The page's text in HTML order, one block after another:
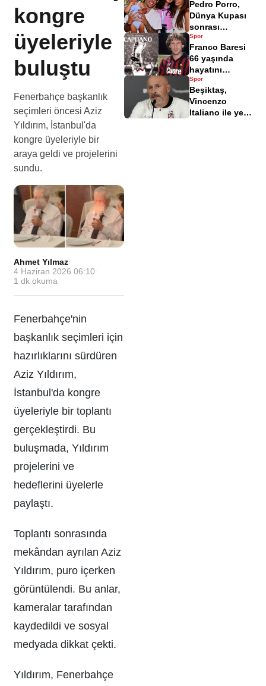
kongre
üyeleriyle
buluştu
Fenerbahçe başkanlık
seçimleri öncesi Aziz
Yıldırım, İstanbul'da
kongre üyeleriyle bir
araya geldi ve projelerini
sundu.
Ahmet Yılmaz·
4 Haziran 2026 06:10 ·
1 dk okuma
Fenerbahçe'nin
başkanlık seçimleri için
hazırlıklarını sürdüren
Aziz Yıldırım,
İstanbul'da kongre
üyeleriyle bir toplantı
gerçekleştirdi. Bu
buluşmada, Yıldırım
projelerini ve
hedeflerini üyelerle
paylaştı.
Toplantı sonrasında
mekândan ayrılan Aziz
Yıldırım, puro içerken
görüntülendi. Bu anlar,
kameralar tarafından
kaydedildi ve sosyal
medyada dikkat çekti.
Yıldırım, Fenerbahçe
istifa bildirimi
Pedro Porro,
Dünya Kupası
sonrası
Antalya'da tatil
yapıyor
Spor
Franco Baresi
66 yaşında
hayatını
kaybetti
Spor
Beşiktaş,
Vincenzo
Italiano ile yeni